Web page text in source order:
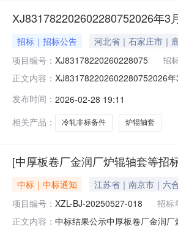
XJ831782202602280752026年3
招标｜招标公告 河北省｜石家庄市｜
项目编号： XJ83178220260228075 招
正文内容： XJ831782202602280752026
D125D170LT1LQ00130.0套
发布时间： 2026-02-28 19:11
相关产品：
冷轧非标备件 炉辊轴套
[中厚板卷厂金润厂炉辊轴套等招
中标｜中标通知 江苏省｜南京市｜六
项目编号： XZL-BJ-20250527-018 招标
正文内容： 中标结果公示中厚板卷厂金润